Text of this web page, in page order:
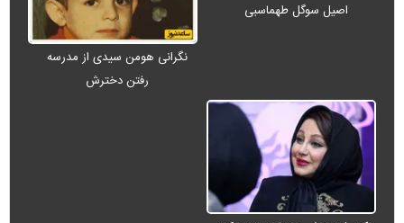
اصیل سوگل طهماسبی
نگرانی هومن سیدی از مدرسه
رفتن دخترش